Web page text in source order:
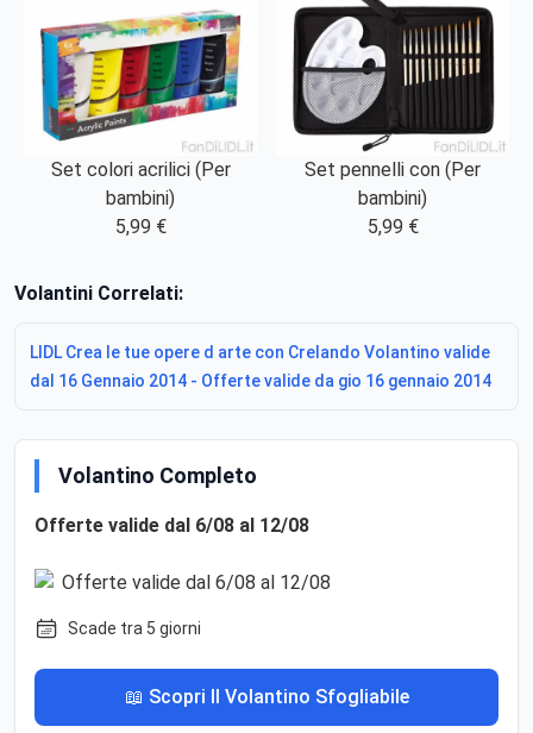
Set colori acrilici (Per
bambini)
5,99 €
Set pennelli con (Per
bambini)
5,99 €
Volantini Correlati:
LIDL Crea le tue opere d arte con Crelando Volantino valide
dal 16 Gennaio 2014 - Offerte valide da gio 16 gennaio 2014
Volantino Completo
Offerte valide dal 6/08 al 12/08
Scade tra 5 giorni
📖 Scopri Il Volantino Sfogliabile